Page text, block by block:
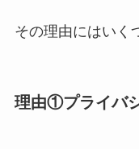
その理由にはいく
理由①プライバ